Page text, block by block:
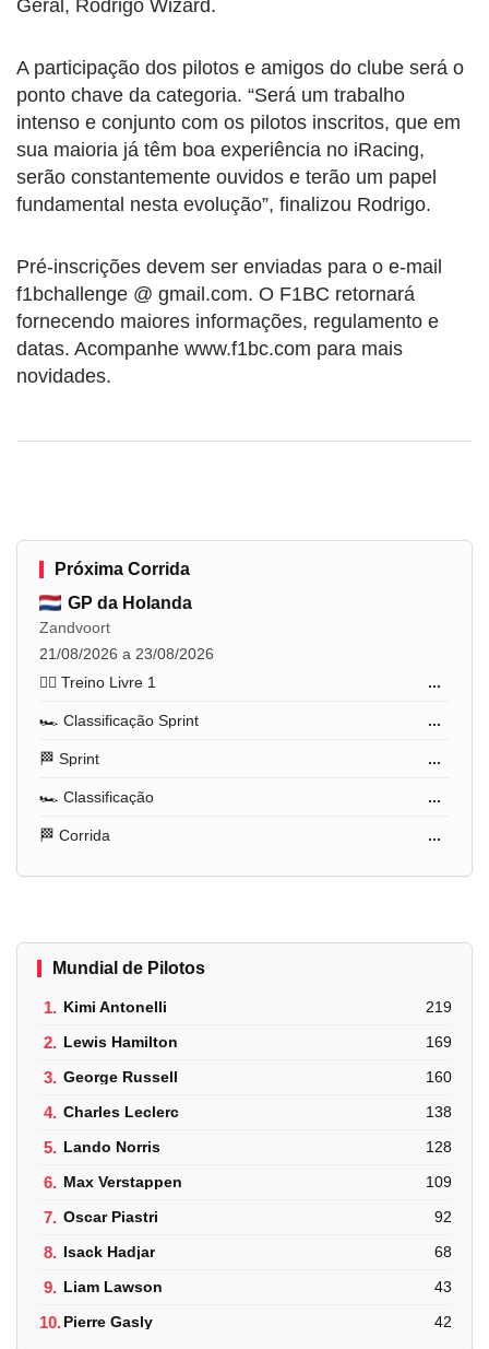
Geral, Rodrigo Wizard.
A participação dos pilotos e amigos do clube será o
ponto chave da categoria. “Será um trabalho
intenso e conjunto com os pilotos inscritos, que em
sua maioria já têm boa experiência no iRacing,
serão constantemente ouvidos e terão um papel
fundamental nesta evolução”, finalizou Rodrigo.
Pré-inscrições devem ser enviadas para o e-mail
f1bchallenge @ gmail.com. O F1BC retornará
fornecendo maiores informações, regulamento e
datas. Acompanhe www.f1bc.com para mais
novidades.
Próxima Corrida
GP da Holanda
Zandvoort
21/08/2026 a 23/08/2026
🏋️‍♂️ Treino Livre 1
...
🏎️ Classificação Sprint ...
🏁 Sprint ...
🏎️ Classificação ...
🏁 Corrida ...
Mundial de Pilotos
1. Kimi Antonelli 219
2. Lewis Hamilton 169
3. George Russell 160
4. Charles Leclerc 138
5. Lando Norris 128
6. Max Verstappen 109
7. Oscar Piastri 92
8. Isack Hadjar 68
9. Liam Lawson 43
10.Pierre Gasly 42